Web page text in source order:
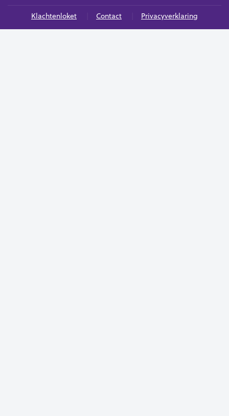
Klachtenloket Contact Privacyverklaring